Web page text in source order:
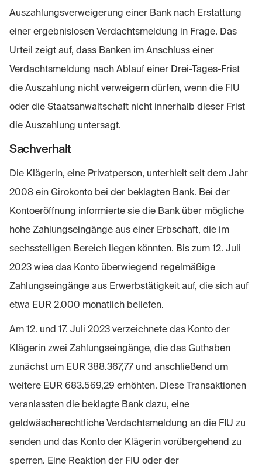
Auszahlungsverweigerung einer Bank nach Erstattung
einer ergebnislosen Verdachtsmeldung in Frage. Das
Urteil zeigt auf, dass Banken im Anschluss einer
Verdachtsmeldung nach Ablauf einer Drei-Tages-Frist
die Auszahlung nicht verweigern dürfen, wenn die FIU
oder die Staatsanwaltschaft nicht innerhalb dieser Frist
die Auszahlung untersagt.
Sachverhalt
Die Klägerin, eine Privatperson, unterhielt seit dem Jahr
2008 ein Girokonto bei der beklagten Bank. Bei der
Kontoeröffnung informierte sie die Bank über mögliche
hohe Zahlungseingänge aus einer Erbschaft, die im
sechsstelligen Bereich liegen könnten. Bis zum 12. Juli
2023 wies das Konto überwiegend regelmäßige
Zahlungseingänge aus Erwerbstätigkeit auf, die sich auf
etwa EUR 2.000 monatlich beliefen.
Am 12. und 17. Juli 2023 verzeichnete das Konto der
Klägerin zwei Zahlungseingänge, die das Guthaben
zunächst um EUR 388.367,77 und anschließend um
weitere EUR 683.569,29 erhöhten. Diese Transaktionen
veranlassten die beklagte Bank dazu, eine
geldwäscherechtliche Verdachtsmeldung an die FIU zu
senden und das Konto der Klägerin vorübergehend zu
sperren. Eine Reaktion der FIU oder der